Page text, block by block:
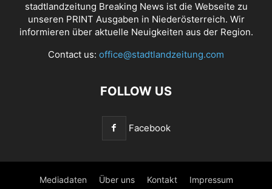
stadtlandzeitung Breaking News ist die Webseite zu
unseren PRINT Ausgaben in Niederösterreich. Wir
informieren über aktuelle Neuigkeiten aus der Region.
Contact us: office@stadtlandzeitung.com
FOLLOW US
Facebook
Mediadaten Über uns Kontakt Impressum